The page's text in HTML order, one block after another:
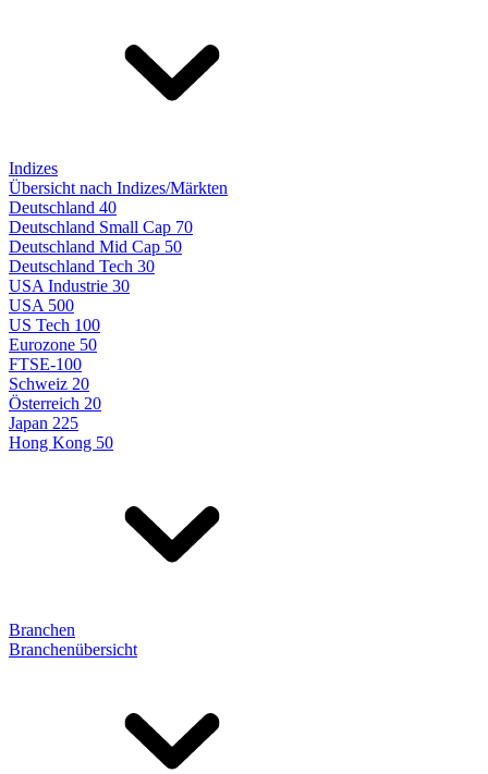
Indizes
Übersicht nach Indizes/Märkten
Deutschland 40
Deutschland Small Cap 70
Deutschland Mid Cap 50
Deutschland Tech 30
USA Industrie 30
USA 500
US Tech 100
Eurozone 50
FTSE-100
Schweiz 20
Österreich 20
Japan 225
Hong Kong 50
Branchen
Branchenübersicht